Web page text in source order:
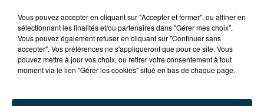
LA BOUM DÉBARQUE À SAINT-ETIENNE !
Vous pouvez accepter en cliquant sur "Accepter et fermer", ou affiner en
sélectionnant les finalités et/ou partenaires dans "Gérer mes choix".
Vous pouvez également refuser en cliquant sur "Continuer sans
accepter". Vos préférences ne s'appliqueront que pour ce site. Vous
pouvez mettre à jour vos choix, ou retirer votre consentement à tout
moment via le lien "Gérer les cookies" situé en bas de chaque page.